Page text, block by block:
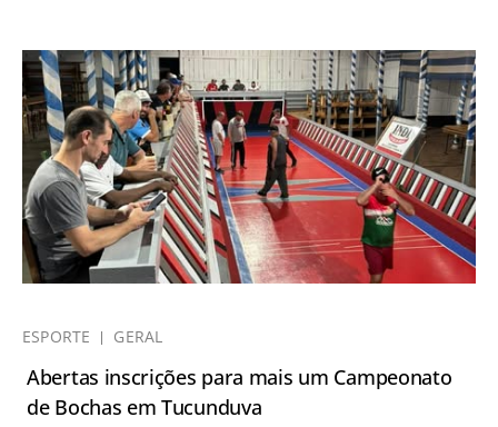
ESPORTE GERAL
Abertas inscrições para mais um Campeonato
de Bochas em Tucunduva